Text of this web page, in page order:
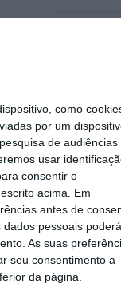
como
por um
de audiências
usar
consentir o
acima. Em
antes de
pessoais poderá
As suas
seu consentimento a
da página.